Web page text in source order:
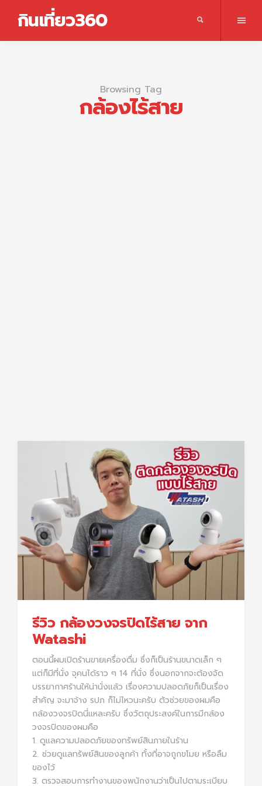
กินเที่ยว360
Browsing Tag
กล้องไร้สาย
รีวิว กล้องวงจรปิดไร้สาย จาก
Watashi
ตอนนี้ผมเปิดร้านขายเครื่องดื่ม ซึ่งก็เป็นร้านขนาดเล็ก ๆ
แต่ก็มีที่นั่ง จุคนได้ราว ๆ 14 ที่นั่ง ซึ่งนอกจากจะต้องจัด
บรรยากาศร้านให้น่านั่งแล้ว เรื่องความปลอดภัยก็เป็นเรื่อง
สำคัญ จะมาจ้าง รปภ ก็ไม่ไหวนะครับ ตัวช่วยของผมคือ
กล้องวงจรปิดนี่แหละครับ ซึ่งวัตถุประสงค์ในการมีกล้อง
วงจรปิดของผมคือ
1. ดูแลความปลอดภัยของทรัพย์สินภายในร้าน
2. ช่วยดูแลทรัพย์สินของลูกค้า ทั้งที่อาจถูกขโมย หรือลืม
ของไว้
3. ตรวจสอบการทำงานของพนักงานว่าเป็นไปตามระเบียบ